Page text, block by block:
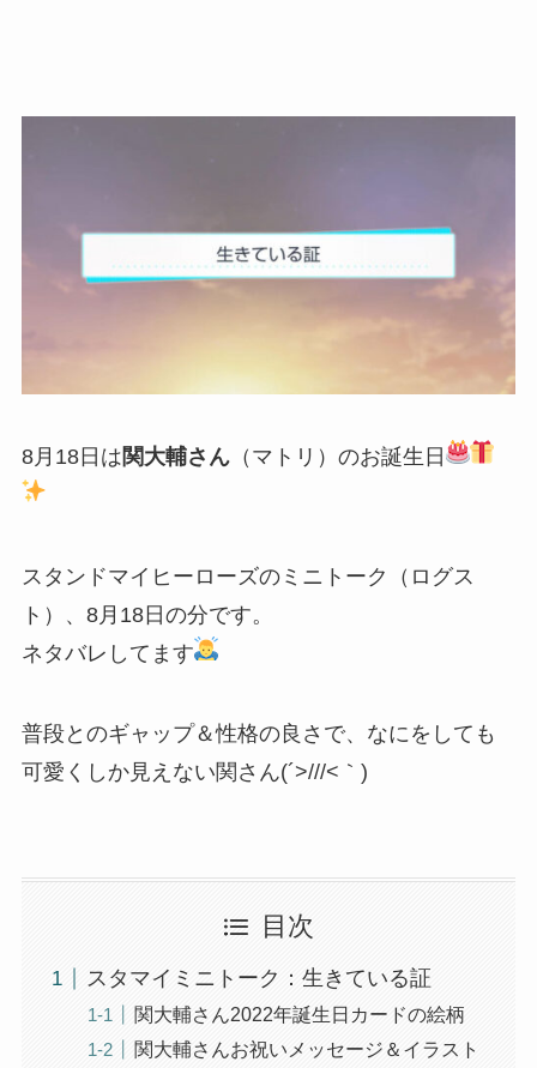
8月18日は関大輔さん（マトリ）のお誕生日
スタンドマイヒーローズのミニトーク（ログス
ト）、8月18日の分です。
ネタバレしてます
普段とのギャップ＆性格の良さで、なにをしても
可愛くしか見えない関さん(´>///<｀)
目次
スタマイミニトーク：生きている証
関大輔さん2022年誕生日カードの絵柄
関大輔さんお祝いメッセージ＆イラスト